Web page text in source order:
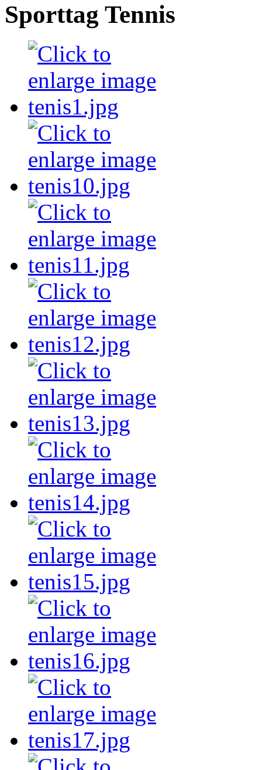
Sporttag Tennis